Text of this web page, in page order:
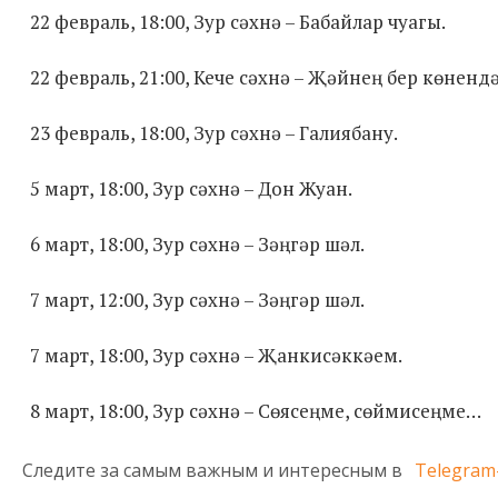
22 февраль, 18:00, Зур сәхнә – Бабайлар чуагы.
22 февраль, 21:00, Кече сәхнә – Җәйнең бер
23 февраль, 18:00, Зур сәхнә – Галиябану.
5 март, 18:00, Зур сәхнә – Дон Жуан.
6 март, 18:00, Зур сәхнә – Зәңгәр шәл.
7 март, 12:00, Зур сәхнә – Зәңгәр шәл.
7 март, 18:00, Зур сәхнә – Җанкисәккәем.
8 март, 18:00, Зур сәхнә – Сөясеңме, сөймисеңме…
Следите за самым важным и интересным в